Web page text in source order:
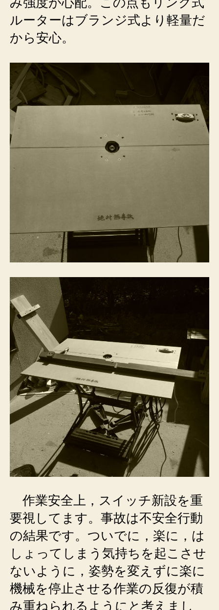
ルーターはブランジ式より軽量だ
から安心。
作業安全上，スイッチ新設を重
要視してます。事故は不安全行動
の結果です。ついでに，楽に，は
しょってしまう気持ちを起こさせ
ないように，姿勢を変えずに楽に
機械を停止させる作業の反復が積
み重ねられるようにと考えまし